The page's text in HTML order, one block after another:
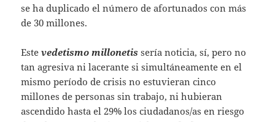
se ha duplicado el número de afortunados con más
de 30 millones.
Estevedetismo millonetis sería noticia, sí, pero no
tan agresiva ni lacerante si simultáneamente en el
mismo período de crisis no estuvieran cinco
millones de personas sin trabajo, ni hubieran
ascendido hasta el 29% los ciudadanos/as en riesgo